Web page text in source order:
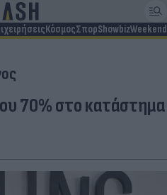
ΚόσμοςΣπορShowbizWeekend
70% στο κατάστημα